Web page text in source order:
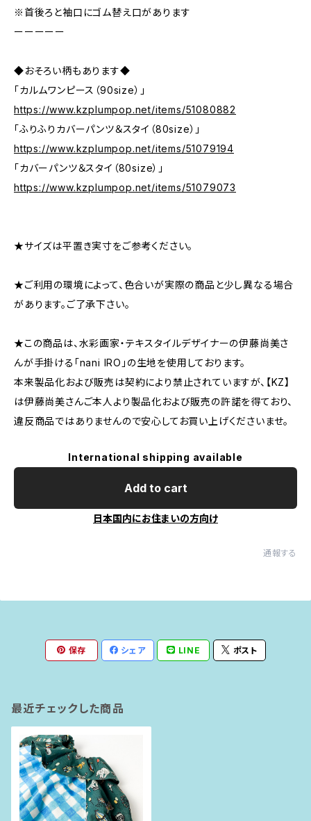
※首後ろと袖口にゴム替え口があります
ーーーーー
◆おそろい柄もあります◆
「カルムワンピース（90size）」
https://www.kzplumpop.net/items/51080882
「ふりふりカバーパンツ＆スタイ（80size）」
https://www.kzplumpop.net/items/51079194
「カバーパンツ＆スタイ（80size）」
https://www.kzplumpop.net/items/51079073
★サイズは平置き実寸をご参考ください。
★ご利用の環境によって、色合いが実際の商品と少し異なる場合
があります。ご了承下さい。
★この商品は、水彩画家・テキスタイルデザイナーの伊藤尚美さ
んが手掛ける「nani IRO」の生地を使用しております。
本来製品化および販売は契約により禁止されていますが、【KZ】
は伊藤尚美さんご本人より製品化および販売の許諾を得ており、
違反商品ではありませんので安心してお買い上げくださいませ。
International shipping available
Add to cart
日本国内にお住まいの方向け
通報する
保存 シェア LINE ポスト
最近チェックした商品